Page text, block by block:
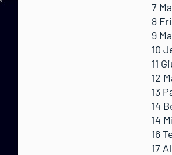
7
8
9
10
11
12
13
14
14
16
17